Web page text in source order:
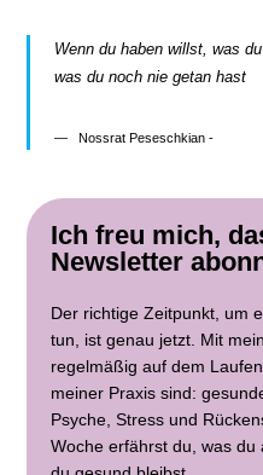
Wenn du haben willst, was
was du noch nie getan hast
Nossrat Peseschkian -
Ich freu mich,
Newsletter
Der richtige Zeitpunkt, um
tun, ist genau jetzt. Mit
regelmäßig auf dem
meiner Praxis sind:
Psyche, Stress und
Woche erfährst du, was